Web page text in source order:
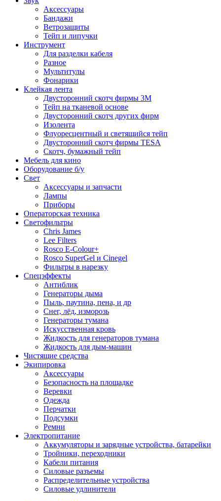
Аксессуары
Бандажи
Ветрозащиты
Тейп и липучки
Инструмент
Для разделки кабеля
Разное
Мультитулы
Фонарики
Клейкая лента
Двусторонний скотч фирмы 3M
Тейп на тканевой основе
Двусторонний скотч других фирм
Изолента
Флуоресцентный и светящийся тейп
Двусторонний скотч фирмы TESA
Скотч, бумажный тейп
Мебель для кино
Оборудование б/у
Свет
Аксессуары и запчасти
Лампы
Приборы
Операторская техника
Светофильтры
Chris James
Lee Filters
Rosco E-Colour+
Rosco SuperGel и Cinegel
Фильтры в нарезку
Спецэффекты
Антиблик
Генераторы дыма
Пыль, паутина, пена, и др
Снег, лёд, изморозь
Генераторы тумана
Искусственная кровь
Жидкость для генераторов тумана
Жидкость для дым-машин
Чистящие средства
Экипировка
Аксессуары
Безопасность на площадке
Веревки
Одежда
Перчатки
Подсумки
Ремни
Электропитание
Аккумуляторы и зарядные устройства, батарейки
Тройники, переходники
Кабели питания
Силовые разъемы
Распределительные устройства
Силовые удлинители